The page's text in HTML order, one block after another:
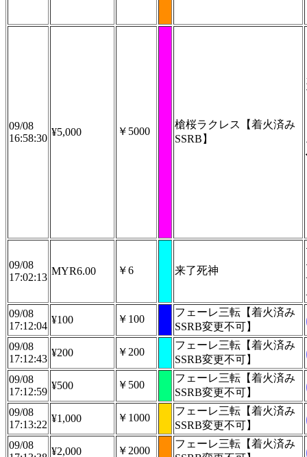
09/08
16:58:30
¥5,000 ￥5000
槍桜ラクレス【着火済み
SSRB】
09/08
17:02:13
MYR6.00 ￥6 来了死神
09/08
17:12:04
¥100 ￥100
フェーレ三転【着火済み
SSRB変更不可】
09/08
17:12:43
¥200 ￥200
フェーレ三転【着火済み
SSRB変更不可】
09/08
17:12:59
¥500 ￥500
フェーレ三転【着火済み
SSRB変更不可】
09/08
17:13:22
¥1,000 ￥1000
フェーレ三転【着火済み
SSRB変更不可】
09/08
¥2,000 ￥2000
フェーレ三転【着火済み